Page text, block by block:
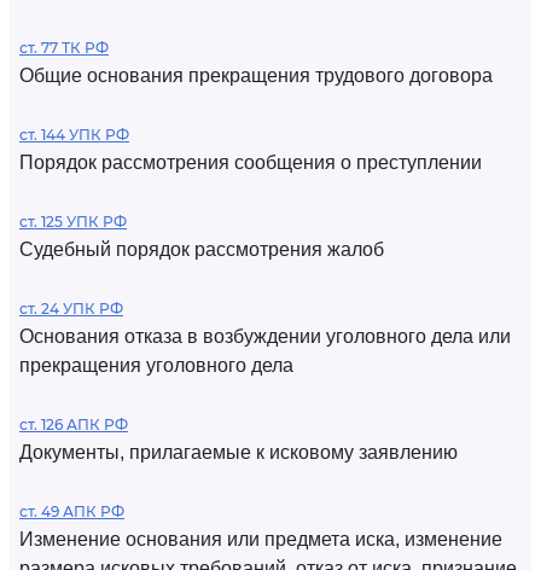
ст. 77 ТК РФ
Общие основания прекращения трудового договора
ст. 144 УПК РФ
Порядок рассмотрения сообщения о преступлении
ст. 125 УПК РФ
Судебный порядок рассмотрения жалоб
ст. 24 УПК РФ
Основания отказа в возбуждении уголовного дела или
прекращения уголовного дела
ст. 126 АПК РФ
Документы, прилагаемые к исковому заявлению
ст. 49 АПК РФ
Изменение основания или предмета иска, изменение